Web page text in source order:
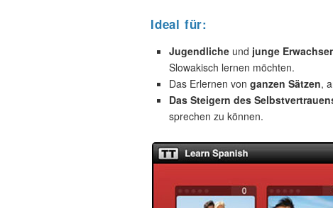
Ideal für:
Jugendliche und junge
Slowakisch lernen möchten.
Das Erlernen von ganzen Sätzen,
Das Steigern des
sprechen zu können.